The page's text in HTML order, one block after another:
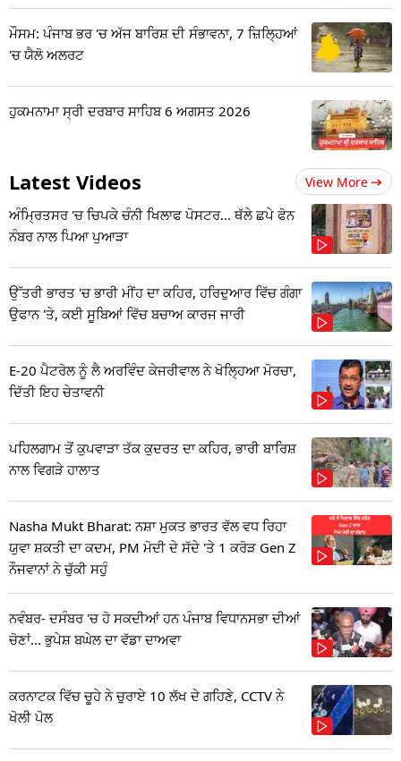
ਮੌਸਮ: ਪੰਜਾਬ ਭਰ 'ਚ ਅੱਜ ਬਾਰਿਸ਼ ਦੀ ਸੰਭਾਵਨਾ, 7 ਜ਼ਿਲ੍ਹਿਆਂ
'ਚ ਯੈਲੋ ਅਲਰਟ
ਹੁਕਮਨਾਮਾ ਸ੍ਰੀ ਦਰਬਾਰ ਸਾਹਿਬ 6 ਅਗਸਤ 2026
Latest Videos View More
ਅੰਮ੍ਰਿਤਸਰ 'ਚ ਚਿਪਕੇ ਚੰਨੀ ਖਿਲਾਫ ਪੋਸਟਰ... ਥੱਲੇ ਛਪੇ ਫੋਨ
ਨੰਬਰ ਨਾਲ ਪਿਆ ਪੁਆੜਾ
ਉੱਤਰੀ ਭਾਰਤ 'ਚ ਭਾਰੀ ਮੀਂਹ ਦਾ ਕਹਿਰ, ਹਰਿਦੁਆਰ ਵਿੱਚ ਗੰਗਾ
ਉਫਾਨ 'ਤੇ, ਕਈ ਸੂਬਿਆਂ ਵਿੱਚ ਬਚਾਅ ਕਾਰਜ ਜਾਰੀ
E-20 ਪੈਟਰੋਲ ਨੂੰ ਲੈ ਅਰਵਿੰਦ ਕੇਜਰੀਵਾਲ ਨੇ ਖੋਲ੍ਹਿਆ ਮੋਰਚਾ,
ਦਿੱਤੀ ਇਹ ਚੇਤਾਵਨੀ
ਪਹਿਲਗਾਮ ਤੋਂ ਕੁਪਵਾੜਾ ਤੱਕ ਕੁਦਰਤ ਦਾ ਕਹਿਰ, ਭਾਰੀ ਬਾਰਿਸ਼
ਨਾਲ ਵਿਗੜੇ ਹਾਲਾਤ
Nasha Mukt Bharat: ਨਸ਼ਾ ਮੁਕਤ ਭਾਰਤ ਵੱਲ ਵਧ ਰਿਹਾ
ਯੁਵਾ ਸ਼ਕਤੀ ਦਾ ਕਦਮ, PM ਮੋਦੀ ਦੇ ਸੱਦੇ 'ਤੇ 1 ਕਰੋੜ Gen Z
ਨੌਜਵਾਨਾਂ ਨੇ ਚੁੱਕੀ ਸਹੁੰ
ਨਵੰਬਰ- ਦਸੰਬਰ 'ਚ ਹੋ ਸਕਦੀਆਂ ਹਨ ਪੰਜਾਬ ਵਿਧਾਨਸਭਾ ਦੀਆਂ
ਚੋਣਾਂ... ਭੁਪੇਸ਼ ਬਘੇਲ ਦਾ ਵੱਡਾ ਦਾਅਵਾ
ਕਰਨਾਟਕ ਵਿੱਚ ਚੂਹੇ ਨੇ ਚੁਰਾਏ 10 ਲੱਖ ਦੇ ਗਹਿਣੇ, CCTV ਨੇ
ਖੋਲੀ ਪੋਲ